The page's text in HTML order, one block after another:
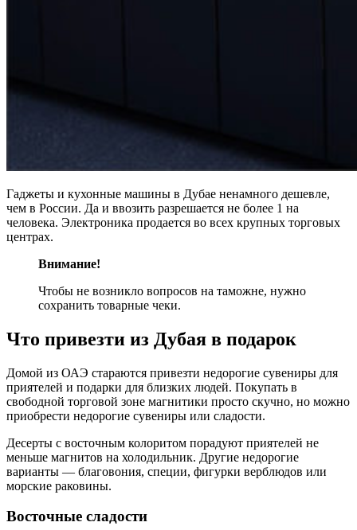
Гаджеты и кухонные машины в Дубае ненамного дешевле,
чем в России. Да и ввозить разрешается не более 1 на
человека. Электроника продается во всех крупных торговых
центрах.
Внимание!
Чтобы не возникло вопросов на таможне, нужно
сохранить товарные чеки.
Что привезти из Дубая в подарок
Домой из ОАЭ стараются привезти недорогие сувениры для
приятелей и подарки для близких людей. Покупать в
свободной торговой зоне магнитики просто скучно, но можно
приобрести недорогие сувениры или сладости.
Десерты с восточным колоритом порадуют приятелей не
меньше магнитов на холодильник. Другие недорогие
варианты — благовония, специи, фигурки верблюдов или
морские раковины.
Восточные сладости